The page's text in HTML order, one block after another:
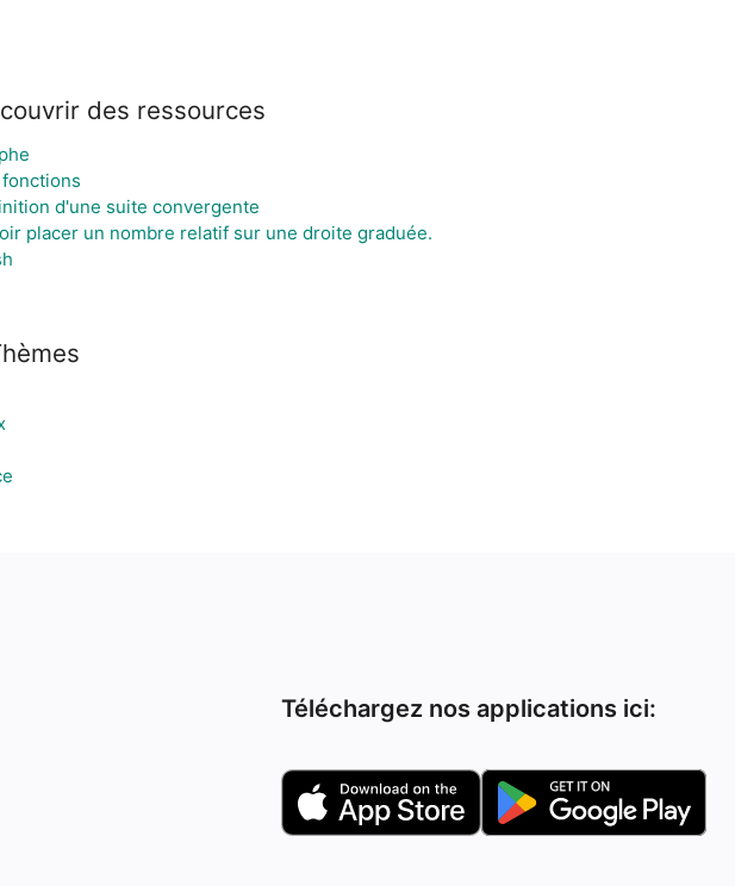
des ressources
fonctions
d'une suite convergente
placer un nombre relatif sur une droite graduée.
Téléchargez nos applications ici: